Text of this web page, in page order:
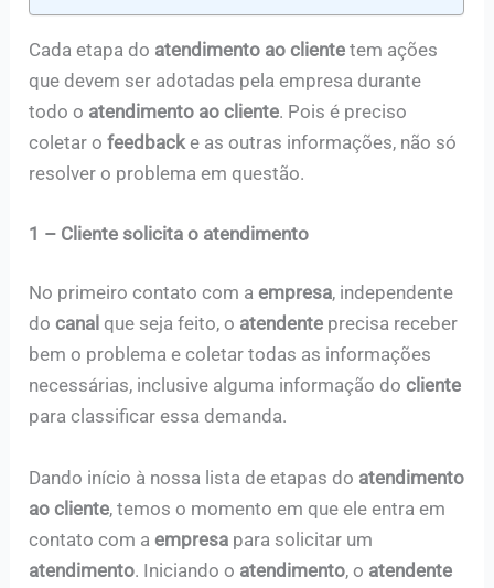
Cada etapa do atendimento ao cliente tem ações
que devem ser adotadas pela empresa durante
todo o atendimento ao cliente. Pois é preciso
coletar ofeedbacke as outras informações, não só
resolver o problema em questão.
1 – Cliente solicita o atendimento
No primeiro contato com aempresa, independente
docanalque seja feito, o atendente precisa receber
bem o problema e coletar todas as informações
necessárias, inclusive alguma informação docliente
para classificar essa demanda.
Dando início à nossa lista de etapas do atendimento
ao cliente, temos o momento em que ele entra em
contato com aempresa para solicitar um
atendimento. Iniciando o atendimento, o atendente